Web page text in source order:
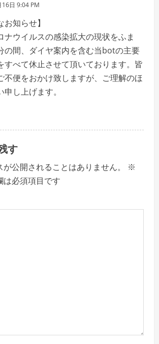
日 9:04 PM
お知らせ】
ナウイルスの感染拡大の現状をふま
の間、ダイヤ案内を含む当botの主要
すべて休止させて頂いております。皆
不便をおかけ致しますが、ご理解のほ
申し上げます。
す
公開されることはありません。
※
は必須項目です